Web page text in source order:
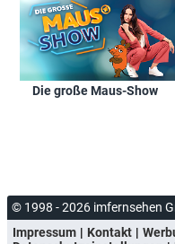
Die große Maus-Show
© 1998 - 2026 imfernsehen
Impressum
Kontakt